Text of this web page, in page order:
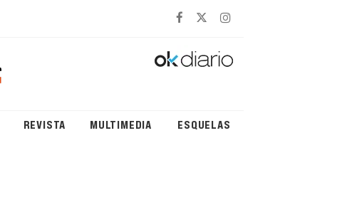
REVISTA MULTIMEDIA ESQUELAS